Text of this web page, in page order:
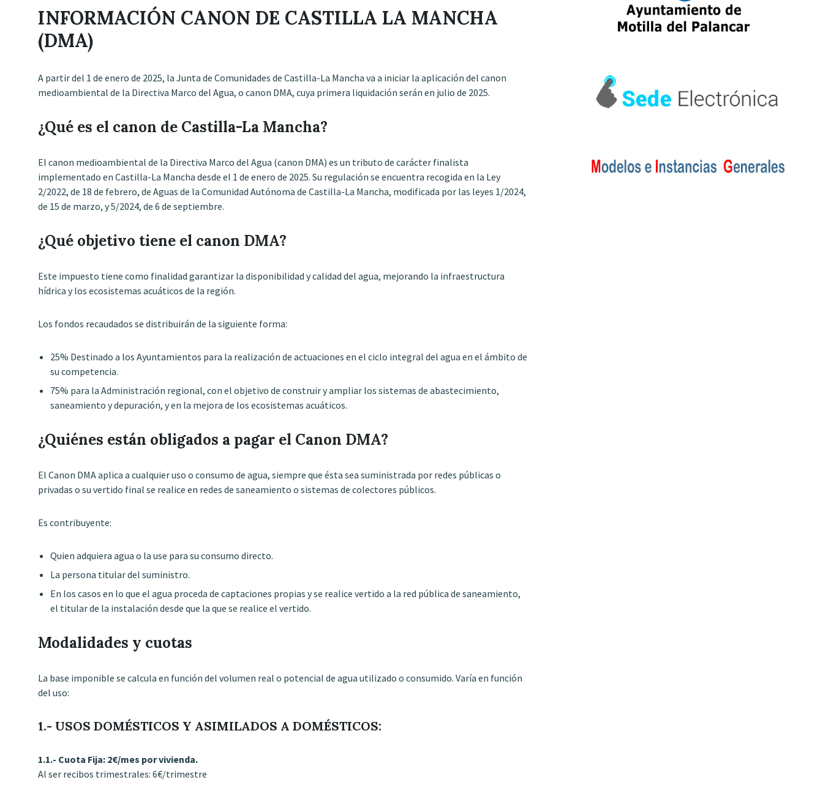
INFORMACIÓN CANON DE CASTILLA LA MANCHA
(DMA)
A partir del 1 de enero de 2025, la Junta de Comunidades de Castilla-La Mancha va a iniciar la aplicación del canon
medioambiental de la Directiva Marco del Agua, o canon DMA, cuya primera liquidación serán en julio de 2025.
¿Qué es el canon de Castilla-La Mancha?
El canon medioambiental de la Directiva Marco del Agua (canon DMA) es un tributo de carácter finalista
implementado en Castilla-La Mancha desde el 1 de enero de 2025. Su regulación se encuentra recogida en la Ley
2/2022, de 18 de febrero, de Aguas de la Comunidad Autónoma de Castilla-La Mancha, modificada por las leyes 1/2024,
de 15 de marzo, y 5/2024, de 6 de septiembre.
¿Qué objetivo tiene el canon DMA?
Este impuesto tiene como finalidad garantizar la disponibilidad y calidad del agua, mejorando la infraestructura
hídrica y los ecosistemas acuáticos de la región.
Los fondos recaudados se distribuirán de la siguiente forma:
25% Destinado a los Ayuntamientos para la realización de actuaciones en el ciclo integral del agua en el ámbito de
su competencia.
75% para la Administración regional, con el objetivo de construir y ampliar los sistemas de abastecimiento,
saneamiento y depuración, y en la mejora de los ecosistemas acuáticos.
¿Quiénes están obligados a pagar el Canon DMA?
El Canon DMA aplica a cualquier uso o consumo de agua, siempre que ésta sea suministrada por redes públicas o
privadas o su vertido final se realice en redes de saneamiento o sistemas de colectores públicos.
Es contribuyente:
Quien adquiera agua o la use para su consumo directo.
La persona titular del suministro.
En los casos en lo que el agua proceda de captaciones propias y se realice vertido a la red pública de saneamiento,
el titular de la instalación desde que la que se realice el vertido.
Modalidades y cuotas
La base imponible se calcula en función del volumen real o potencial de agua utilizado o consumido. Varía en función
del uso:
1.- USOS DOMÉSTICOS Y ASIMILADOS A DOMÉSTICOS:
1.1.- Cuota Fija: 2€/mes por vivienda.
Al ser recibos trimestrales: 6€/trimestre